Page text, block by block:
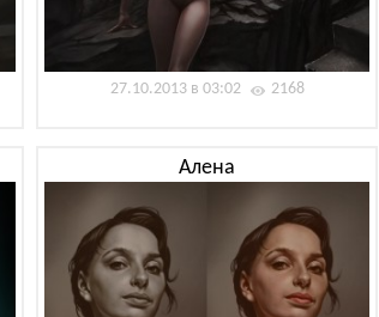
27.10.2013 в 03:02 2168
Алена